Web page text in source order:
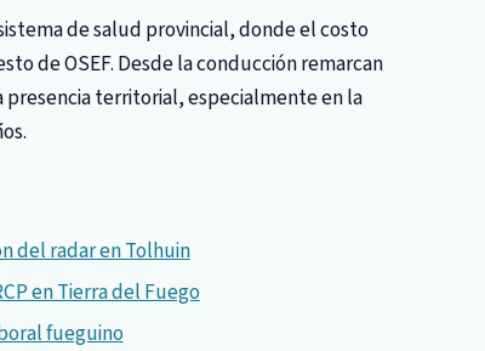
de salud provincial, donde el costo
de OSEF. Desde la conducción remarcan
territorial, especialmente en la
del radar en Tolhuin
en Tierra del Fuego
fueguino